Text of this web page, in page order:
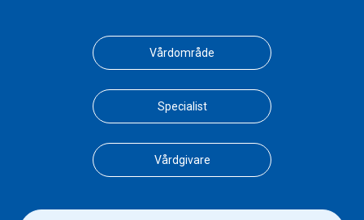
Vårdområde
Specialist
Vårdgivare